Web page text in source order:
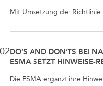
Mit Umsetzung der Richtlinie
02DO’S AND DON’TS BEI
ESMA SETZT HINWEISE-
Die ESMA ergänzt ihre